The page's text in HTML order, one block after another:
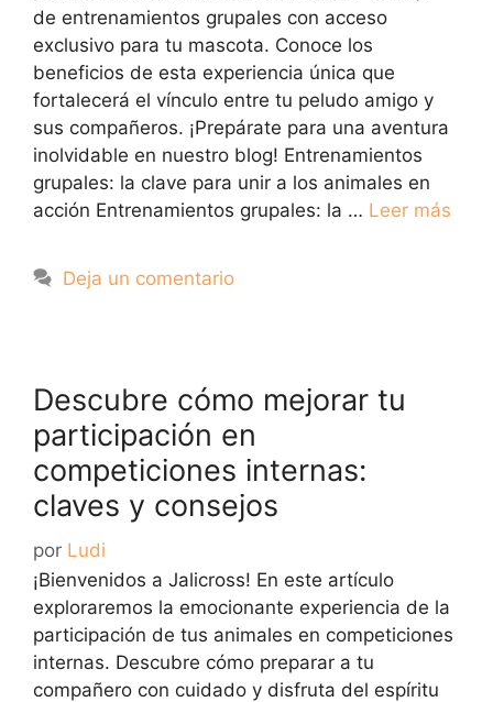
de entrenamientos grupales con acceso
exclusivo para tu mascota. Conoce los
beneficios de esta experiencia única que
fortalecerá el vínculo entre tu peludo amigo y
sus compañeros. ¡Prepárate para una aventura
inolvidable en nuestro blog! Entrenamientos
grupales: la clave para unir a los animales en
acción Entrenamientos grupales: la … Leer más
Deja un comentario
Descubre cómo mejorar tu
participación en
competiciones internas:
claves y consejos
por Ludi
¡Bienvenidos a Jalicross! En este artículo
exploraremos la emocionante experiencia de la
participación de tus animales en competiciones
internas. Descubre cómo preparar a tu
compañero con cuidado y disfruta del espíritu